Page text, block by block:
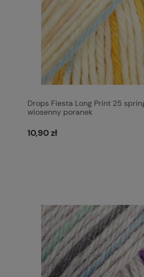
Drops Fiesta Long Print 25
wiosenny poranek
10,90 zł